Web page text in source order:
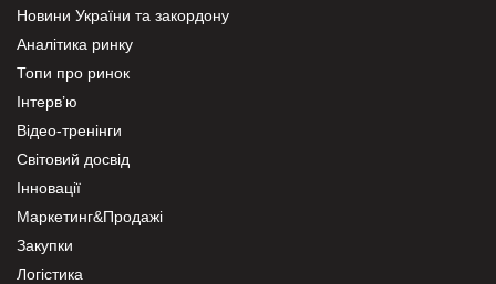
Новини України та закордону
Аналітика ринку
Топи про ринок
Інтерв’ю
Відео-тренінги
Світовий досвід
Інновації
Маркетинг&Продажі
Закупки
Логістика